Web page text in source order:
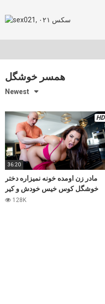
to
همسر خوشگل
Newest
HD
36:20
مادر زن اومده خونه نمیزاره دختر
خوشگل کوس خیس خودش و کیر
شوهرش خالی کنه ،سکس زیبا
128K